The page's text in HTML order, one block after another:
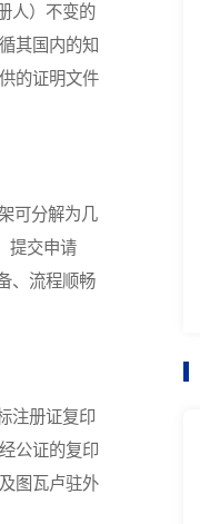
人）不变的
其国内的知
的证明文件
可分解为几
提交申请
、流程顺畅
注册证复印
公证的复印
图瓦卢驻外